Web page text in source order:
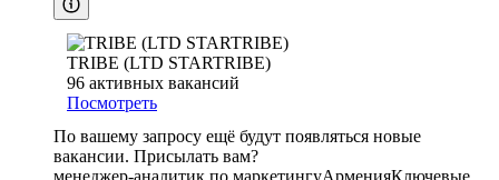
TRIBE (LTD STARTRIBE)
96 активных вакансий
Посмотреть
По вашему запросу ещё будут появляться новые
вакансии. Присылать вам?